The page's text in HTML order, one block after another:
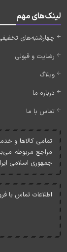
لینک‌های مهم
چهارشنبه‌های
رضایت و قبولی
وبلاگ
درباره ما
تماس با ما
تمامی کالاها و
مراجع مربوطه
جمهوری اسلامی
اطلاعات تماس با